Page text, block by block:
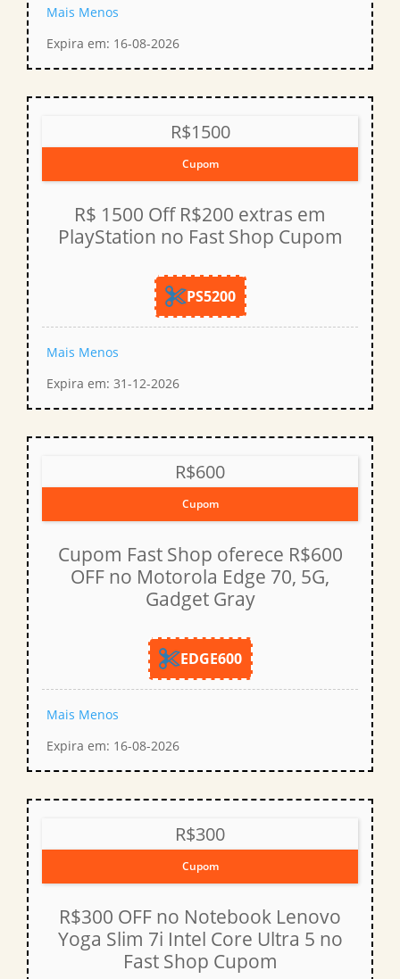
Mais Menos
Expira em: 16-08-2026
R$1500
Cupom
R$ 1500 Off R$200 extras em
PlayStation no Fast Shop Cupom
PS5200
Mais Menos
Expira em: 31-12-2026
R$600
Cupom
Cupom Fast Shop oferece R$600
OFF no Motorola Edge 70, 5G,
Gadget Gray
EDGE600
Mais Menos
Expira em: 16-08-2026
R$300
Cupom
R$300 OFF no Notebook Lenovo
Yoga Slim 7i Intel Core Ultra 5 no
Fast Shop Cupom